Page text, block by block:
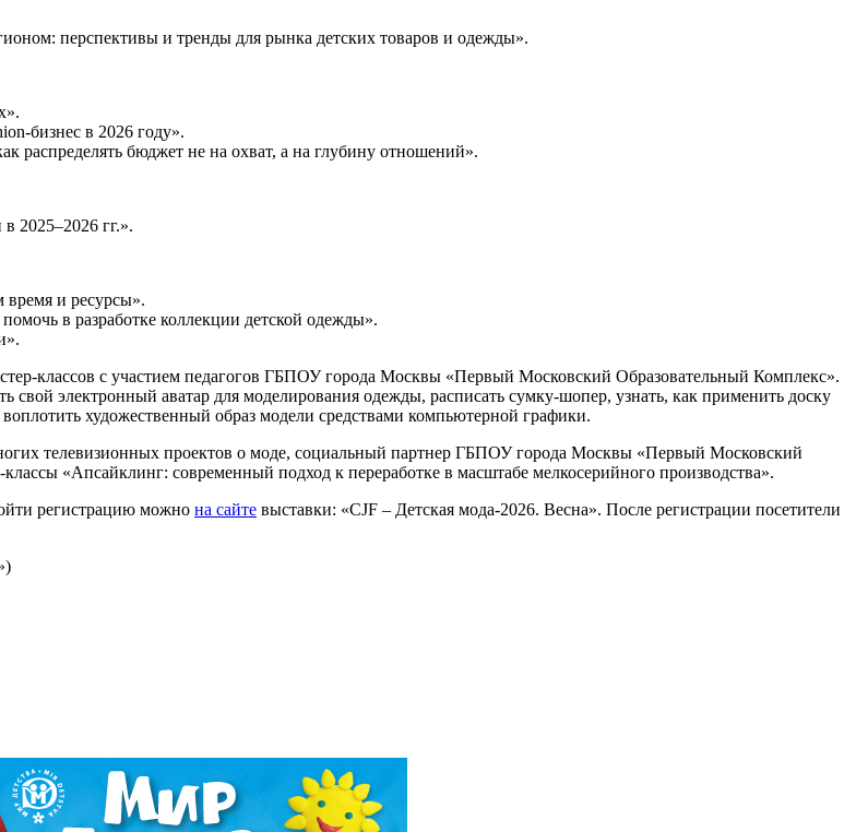
перспективы и тренды для рынка детских товаров и одежды».
бизнес в 2026 году».
распределять бюджет не на охват, а на глубину отношений».
2025–2026 гг.».
время и ресурсы».
в разработке коллекции детской одежды».
классов с участием педагогов ГБПОУ города Москвы «Первый Московский Образовательный Комплекс».
электронный аватар для моделирования одежды, расписать сумку-шопер, узнать, как применить доску
художественный образ модели средствами компьютерной графики.
телевизионных проектов о моде, социальный партнер ГБПОУ города Москвы «Первый Московский
«Апсайклинг: современный подход к переработке в масштабе мелкосерийного производства».
регистрацию можно на сайте выставки: «CJF – Детская мода-2026. Весна». После регистрации посетители